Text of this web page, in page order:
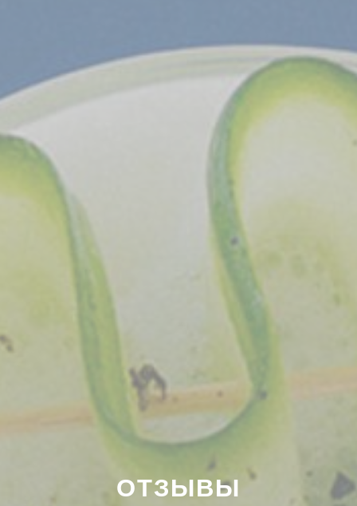
ОТЗЫВЫ